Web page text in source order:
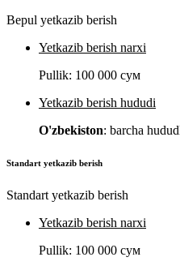
Bepul yetkazib berish
Yetkazib berish narxi
Pullik: 100 000 сум
Yetkazib berish hududi
O'zbekiston: barcha
Standart yetkazib berish
Standart yetkazib berish
Yetkazib berish narxi
Pullik: 100 000 сум